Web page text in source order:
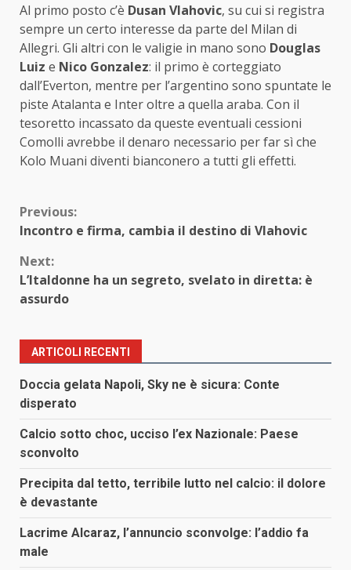
Al primo posto c’è Dusan Vlahovic, su cui si registra
sempre un certo interesse da parte del Milan di
Allegri. Gli altri con le valigie in mano sono Douglas
Luiz e Nico Gonzalez: il primo è corteggiato
dall’Everton, mentre per l’argentino sono spuntate le
piste Atalanta e Inter oltre a quella araba. Con il
tesoretto incassato da queste eventuali cessioni
Comolli avrebbe il denaro necessario per far sì che
Kolo Muani diventi bianconero a tutti gli effetti.
Continue
Previous:
Incontro e firma, cambia il destino di Vlahovic
Next:
L’Italdonne ha un segreto, svelato in diretta: è
assurdo
ARTICOLI RECENTI
Doccia gelata Napoli, Sky ne è sicura: Conte
disperato
Calcio sotto choc, ucciso l’ex Nazionale: Paese
sconvolto
Precipita dal tetto, terribile lutto nel calcio: il dolore
è devastante
Lacrime Alcaraz, l’annuncio sconvolge: l’addio fa
male